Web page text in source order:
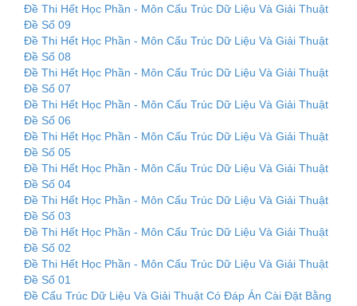
Đề Thi Hết Học Phần - Môn Cấu Trúc Dữ Liệu Và Giải Thuật
Đề Số 09
Đề Thi Hết Học Phần - Môn Cấu Trúc Dữ Liệu Và Giải Thuật
Đề Số 08
Đề Thi Hết Học Phần - Môn Cấu Trúc Dữ Liệu Và Giải Thuật
Đề Số 07
Đề Thi Hết Học Phần - Môn Cấu Trúc Dữ Liệu Và Giải Thuật
Đề Số 06
Đề Thi Hết Học Phần - Môn Cấu Trúc Dữ Liệu Và Giải Thuật
Đề Số 05
Đề Thi Hết Học Phần - Môn Cấu Trúc Dữ Liệu Và Giải Thuật
Đề Số 04
Đề Thi Hết Học Phần - Môn Cấu Trúc Dữ Liệu Và Giải Thuật
Đề Số 03
Đề Thi Hết Học Phần - Môn Cấu Trúc Dữ Liệu Và Giải Thuật
Đề Số 02
Đề Thi Hết Học Phần - Môn Cấu Trúc Dữ Liệu Và Giải Thuật
Đề Số 01
Đề Cấu Trúc Dữ Liệu Và Giải Thuật Có Đáp Án Cài Đặt Bằng